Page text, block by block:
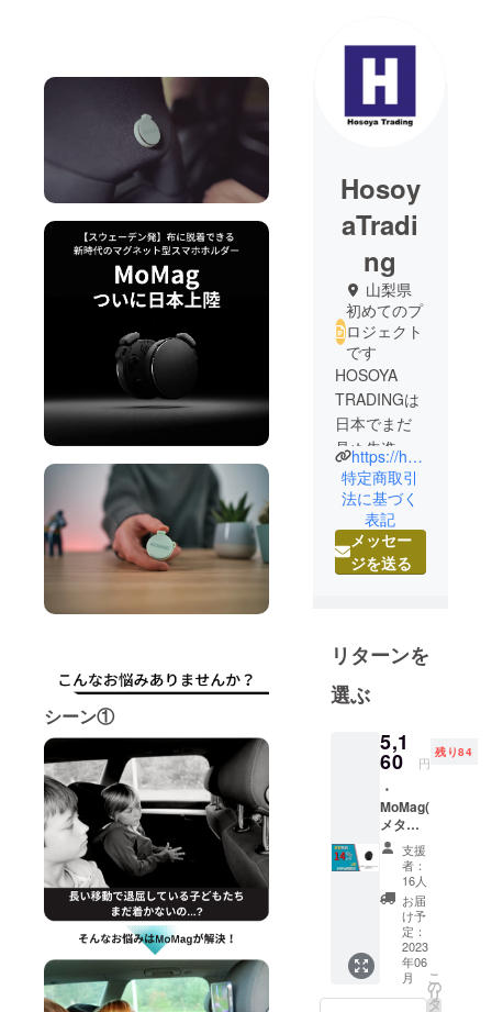
シーン①
Hosoy
aTradi
ng
山梨県
初めてのプ
ロジェクト
です
HOSOYA
TRADINGは
日本でまだ
見ぬ先進的
な商品か
ら、
実用的で面
白い商品な
どを海外か
染みやすく
なるよう
に、また海
ではのアイ
デアや面白
さを知って
頂けるよう
努めていま
す。
我々は世界
中の革新的
な製品を日
本に広め、
製品を通じ
て海外との
https://hosoya-trading.com/
特定商取引
法に基づく
表記
メッセー
ジを送る
リターンを
選ぶ
5,1
60 円
残り84
・
MoMag(
メタル
プレー
ト付き)
× 1点 ・
一般販
売予定
価格
6,000円
（消費
税・送
料込
支援
者：
16人
お届
け予
定：
2023
年06
月
こ
の
リ
タ